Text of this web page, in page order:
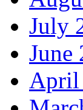
July
June
April